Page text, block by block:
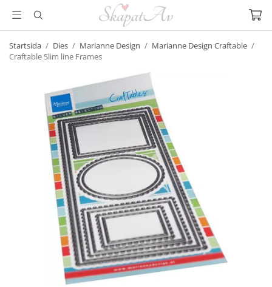
Startsida / Dies / Marianne Design / Marianne Design Craftable /
Craftable Slim line Frames